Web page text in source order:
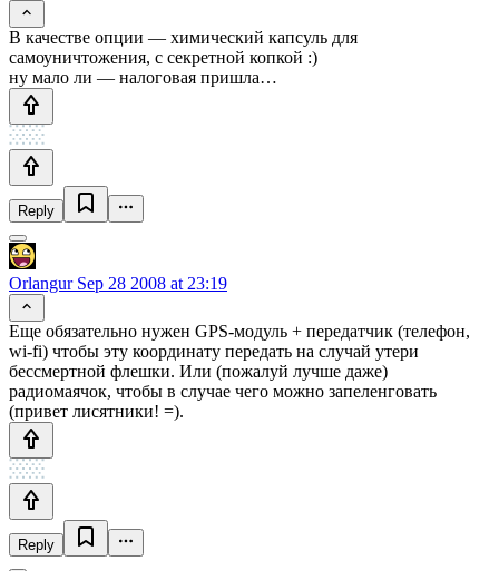
В качестве опции — химический капсуль для
самоуничтожения, с секретной копкой :)
ну мало ли — налоговая пришла…
Reply
OrlangurSep 28 2008 at 23:19
Еще обязательно нужен GPS-модуль + передатчик (телефон,
wi-fi) чтобы эту координату передать на случай утери
бессмертной флешки. Или (пожалуй лучше даже)
радиомаячок, чтобы в случае чего можно запеленговать
(привет лисятники! =).
Reply